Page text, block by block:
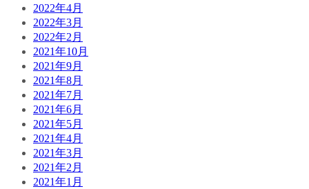
2022年4月
2022年3月
2022年2月
2021年10月
2021年9月
2021年8月
2021年7月
2021年6月
2021年5月
2021年4月
2021年3月
2021年2月
2021年1月